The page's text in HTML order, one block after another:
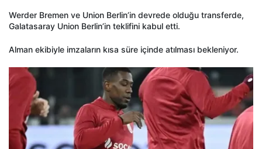
Werder Bremen ve Union Berlin’in devrede olduğu transferde,
Galatasaray Union Berlin’in teklifini kabul etti.
Alman ekibiyle imzaların kısa süre içinde atılması bekleniyor.